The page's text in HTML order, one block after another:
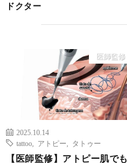
ドクター
医師監修
2025.10.14
tattoo
アトピー タトゥー
【医師監修】アトピー肌でも